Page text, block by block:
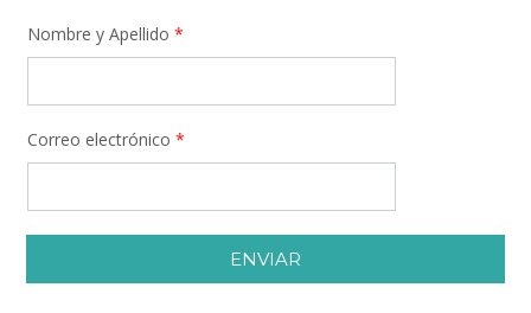
Nombre y Apellido *
Correo electrónico *
ENVIAR